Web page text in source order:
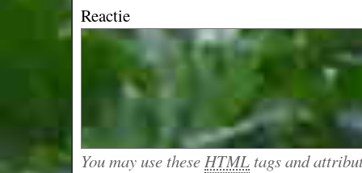
Reactie
You may use theseHTML tags and